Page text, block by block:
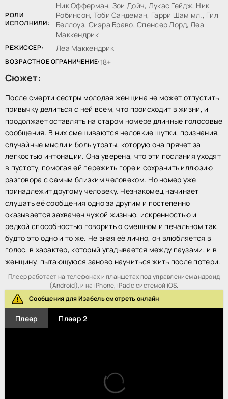
РОЛИ
ИСПОЛНИЛИ:
Ник Офферман, Зои Дойч, Лукас Гейдж, Ник
Робинсон, Тоби Сандеман, Гарри Шам мл., Гил
Беллоуз, Сиэра Браво, Спенсер Лорд, Леа
Маккендрик
РЕЖИССЕР: Леа Маккендрик
ВОЗРАСТНОЕ ОГРАНИЧЕНИЕ:18+
Сюжет:
После смерти сестры молодая женщина не может отпустить
привычку делиться с ней всем, что происходит в жизни, и
продолжает оставлять на старом номере длинные голосовые
сообщения. В них смешиваются неловкие шутки, признания,
случайные мысли и боль утраты, которую она прячет за
легкостью интонации. Она уверена, что эти послания уходят
в пустоту, помогая ей пережить горе и сохранить иллюзию
разговора с самым близким человеком. Но номер уже
принадлежит другому человеку. Незнакомец начинает
слушать её сообщения одно за другим и постепенно
оказывается захвачен чужой жизнью, искренностью и
редкой способностью говорить о смешном и печальном так,
будто это одно и то же. Не зная её лично, он влюбляется в
голос, в характер, который угадывается между паузами, и в
женщину, пытающуюся заново научиться жить после потери.
Плеер работает на телефонах и планшетах под управлением андроид
(Android), и на iPhone, iPad с системой iOS.
Сообщения для Изабель смотреть онлайн
Плеер Плеер 2